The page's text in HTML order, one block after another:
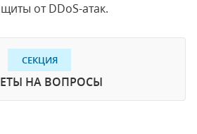
от DDoS-атак.
СЕКЦИЯ
НА ВОПРОСЫ